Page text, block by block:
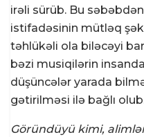
irəli sürüb. Bu
istifadəsinin mütləq
təhlükəli ola biləcəyi
bəzi musiqilərin
düşüncələr yarada
gətirilməsi ilə bağlı
Göründüyü kimi,